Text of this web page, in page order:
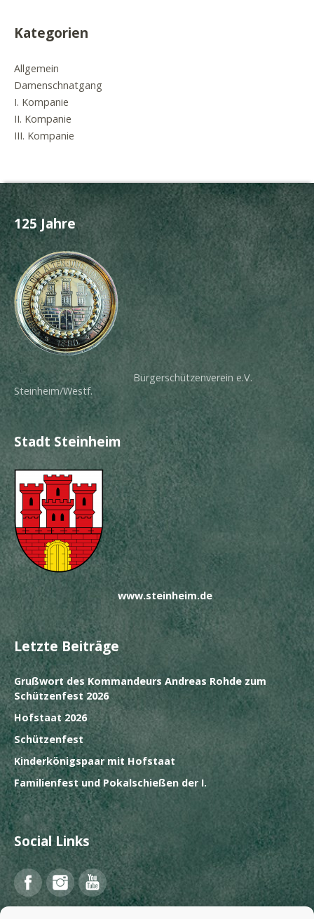
Kategorien
Allgemein
Damenschnatgang
I. Kompanie
II. Kompanie
III. Kompanie
125 Jahre
Bürgerschützenverein e.V.
Steinheim/Westf.
Stadt Steinheim
www.steinheim.de
Letzte Beiträge
Grußwort des Kommandeurs Andreas Rohde zum
Schützenfest 2026
Hofstaat 2026
Schützenfest
Kinderkönigspaar mit Hofstaat
Familienfest und Pokalschießen der I.
Social Links
FacebookInstagramYouTube